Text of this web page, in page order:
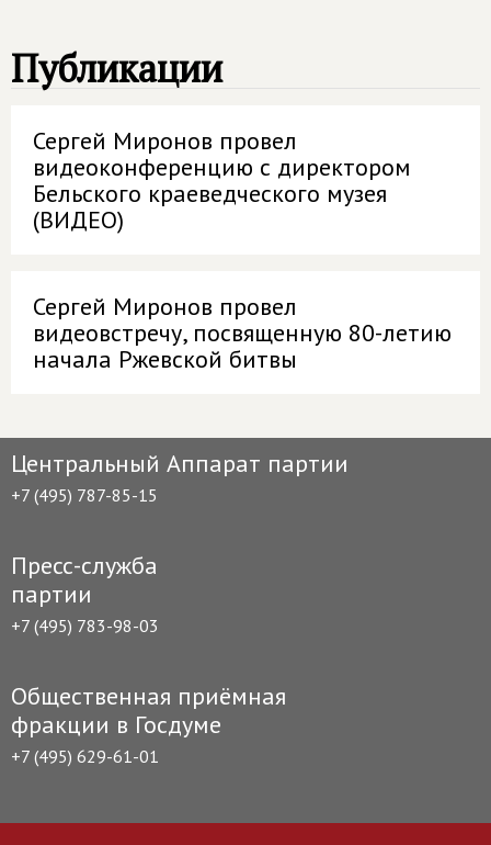
Публикации
Сергей Миронов провел
видеоконференцию с директором
Бельского краеведческого музея
(ВИДЕО)
Сергей Миронов провел
видеовстречу, посвященную 80-летию
начала Ржевской битвы
Центральный Аппарат партии
+7 (495) 787-85-15
Пресс-служба
партии
+7 (495) 783-98-03
Общественная приёмная
фракции в Госдуме
+7 (495) 629-61-01